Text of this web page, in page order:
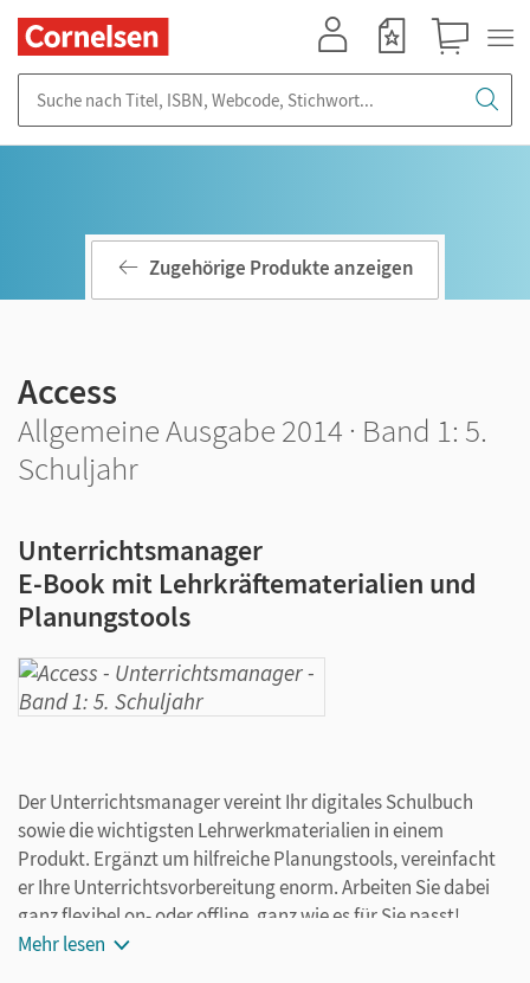
Zugehörige Produkte anzeigen
Access
Allgemeine Ausgabe 2014 · Band 1: 5.
Schuljahr
Unterrichtsmanager
E-Book mit Lehrkräftematerialien und
Planungstools
Der Unterrichtsmanager vereint Ihr digitales Schulbuch
sowie die wichtigsten Lehrwerkmaterialien in einem
Produkt. Ergänzt um hilfreiche Planungstools, vereinfacht
er Ihre Unterrichtsvorbereitung enorm. Arbeiten Sie dabei
ganz flexibel on- oder offline, ganz wie es für Sie passt!
Ihr Unterrichtsmanager enthält:
Mehr lesen